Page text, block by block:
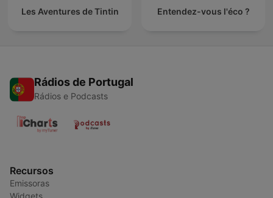
Les Aventures de Tintin Entendez-vous l'éco ?
Rádios de Portugal
Rádios e Podcasts
Recursos
Emissoras